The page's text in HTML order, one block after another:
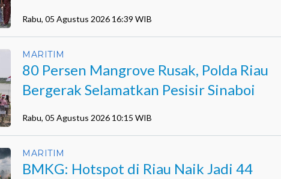
Rabu, 05 Agustus 2026 16:39 WIB
MARITIM
80 Persen Mangrove Rusak, Polda Riau
Bergerak Selamatkan Pesisir Sinaboi
Rabu, 05 Agustus 2026 10:15 WIB
MARITIM
BMKG: Hotspot di Riau Naik Jadi 44